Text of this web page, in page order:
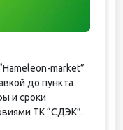
market”
до пункта
и сроки
ТК “СДЭК”.